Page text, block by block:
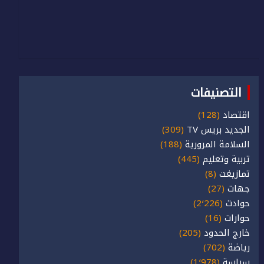
التصنيفات
اقتصاد (128)
الجديد بريس TV
(309)
السلامة المرورية (188)
تربية وتعليم (445)
تمازيغت (8)
جهات (27)
حوادث (2٬226)
حوارات (16)
خارج الحدود (205)
رياضة (702)